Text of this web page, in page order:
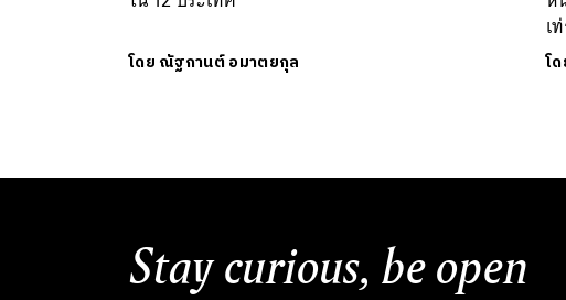
โดย ณัฐกานต์ อมาตยกุล
เ
โ
Stay curious, be open